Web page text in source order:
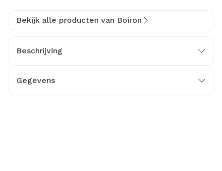
Bekijk alle producten van Boiron
Beschrijving
Gegevens